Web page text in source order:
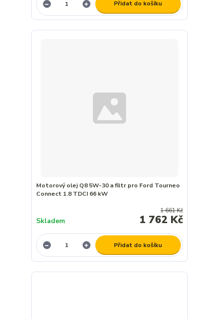
Přidat do košíku
Motorový olej Q8 5W-30 a filtr pro Ford Tourneo
Connect 1.8 TDCI 66 kW
1 661 Kč
1 762 Kč
Skladem
Přidat do košíku